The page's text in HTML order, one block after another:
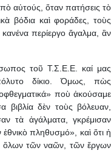
αὐτούς, ὅταν πατήσεις τὸ
βόδια καὶ φοράδες, τοὺς
περίεργο ἄγαλμα, ἂν
τοῦ Τ.Σ.Ε.Ε. καί μας
δίκιο. Όμως, πὼς
ποὺ ἀκούσαμε
βιβλία δὲν τοὺς βόλευαν,
τὰ ἀγάλματα, γκρέμισαν
πληθυσμό», καὶ ὅτι ἡ
ὅλων τῶν ναῶν, τῶν ἔργων